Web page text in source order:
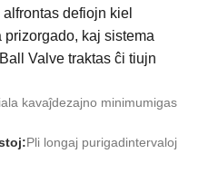
defiojn kiel
kaj sistema
Valve traktas ĉi tiujn
kavaĵdezajno minimumigas
Pli longaj purigadintervaloj